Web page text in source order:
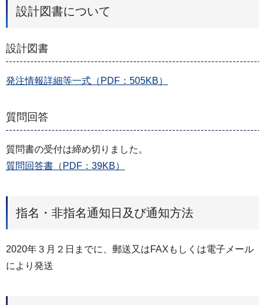
設計図書について
設計図書
発注情報詳細等一式（PDF：505KB）
質問回答
質問書の受付は締め切りました。
質問回答書（PDF：39KB）
指名・非指名通知日及び通知方法
2020年３月２日までに、郵送又はFAXもしくは電子メール
により発送